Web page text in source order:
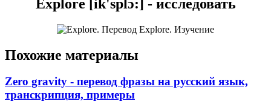
Explore [ik'splɔ:] - исследовать
Похожие материалы
Zero gravity - перевод фразы на русский язык,
транскрипция, примеры